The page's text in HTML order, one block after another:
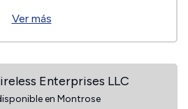
Ver más
Enterprises LLC
en Montrose